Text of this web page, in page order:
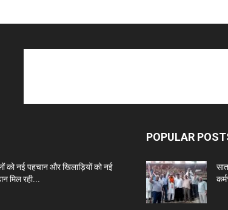
को नई पहचान और खिलाड़ियों को नई
मिल रही...
POPULAR